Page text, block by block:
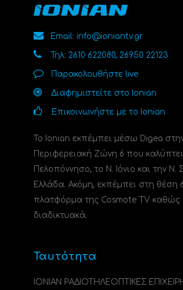
Email: info@ioniantv.gr
Τηλ: 2610 622080, 26950 22123
Παρακολουθήστε live
Διαφημιστείτε στο Ionian
Επικοινωνήστε με το Ionian
Το Ionian εκπέμπει μέσω Digea
Περιφερειακή Ζώνη 6 που
Πελοπόννησο, το N. Ιόνιο και την Ν.
Ελλάδα. Ακόμη, εκπέμπει στη θέση
πλατφόρμα της Cosmote TV καθώς
διαδικτυακά.
Ταυτότητα
ΙΟΝΙΑΝ ΡΑΔΙΟΤΗΛΕΟΠΤΙΚΕΣ